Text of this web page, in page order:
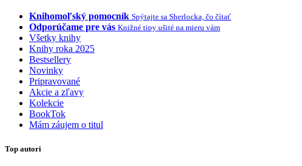
Knihomoľský pomocník Spýtajte sa Sherlocka, čo čítať
Odporúčame pre vás Knižné tipy ušité na mieru vám
Všetky knihy
Knihy roka 2025
Bestsellery
Novinky
Pripravované
Akcie a zľavy
Kolekcie
BookTok
Mám záujem o titul
Top autori